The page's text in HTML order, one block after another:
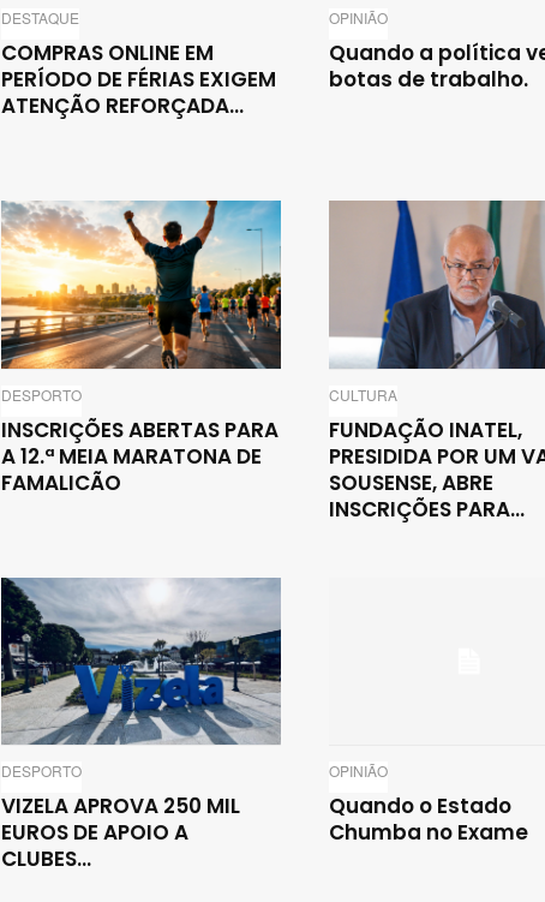
DESTAQUE
COMPRAS ONLINE EM
PERÍODO DE FÉRIAS EXIGEM
ATENÇÃO REFORÇADA...
OPINIÃO
Quando a política
botas de trabalho.
DESPORTO
INSCRIÇÕES ABERTAS PARA
A 12.ª MEIA MARATONA DE
FAMALICÃO
CULTURA
FUNDAÇÃO INATEL,
PRESIDIDA POR UM
SOUSENSE, ABRE
INSCRIÇÕES PARA...
DESPORTO
VIZELA APROVA 250 MIL
EUROS DE APOIO A
CLUBES...
OPINIÃO
Quando o Estado
Chumba no Exame